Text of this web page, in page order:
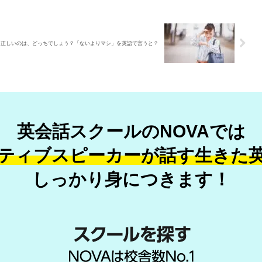
正しいのは、どっちでしょう？「ないよりマシ」を英語で言うと？
英会話スクールのNOVAでは
ィブスピーカーが話す生きた
しっかり身につきます！